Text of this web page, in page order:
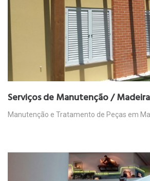
Serviços de Manutenção / Madeira
Manutenção e Tratamento de Peças em